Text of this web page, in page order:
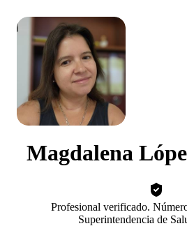
Magdalena
Profesional verificado.
Superintendencia de